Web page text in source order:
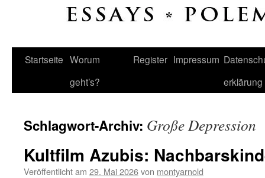
Startseite Worum
geht’s?
Register Impressum
erklärung
Schlagwort-Archiv: Große Depression
Kultfilm Azubis:
Veröffentlicht am 29. Mai 2026von montyarnold